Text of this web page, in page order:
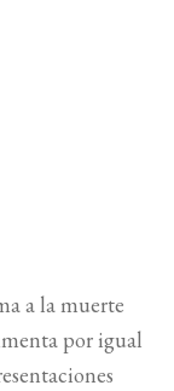
a la muerte
por igual